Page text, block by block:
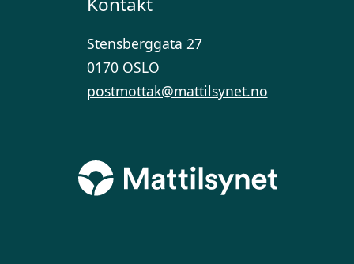
Stensberggata 27
0170 OSLO
postmottak@mattilsynet.no